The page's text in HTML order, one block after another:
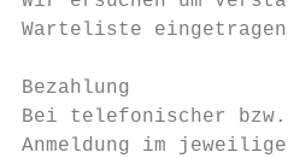
Warteliste eingetragen
Bezahlung
Bei telefonischer bzw.
Anmeldung im